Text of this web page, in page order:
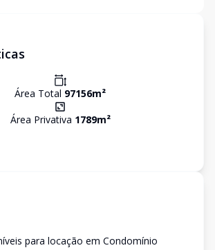
Área Total 97156m²
Área Privativa 1789m²
para locação em Condomínio